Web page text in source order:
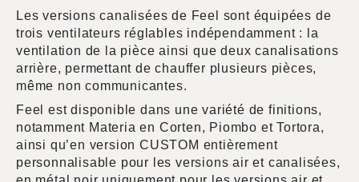
Les versions canalisées de Feel sont équipées de
trois ventilateurs réglables indépendamment : la
ventilation de la pièce ainsi que deux canalisations
arrière, permettant de chauffer plusieurs pièces,
même non communicantes.
Feel est disponible dans une variété de finitions,
notamment Materia en Corten, Piombo et Tortora,
ainsi qu’en version CUSTOM entièrement
personnalisable pour les versions air et canalisées,